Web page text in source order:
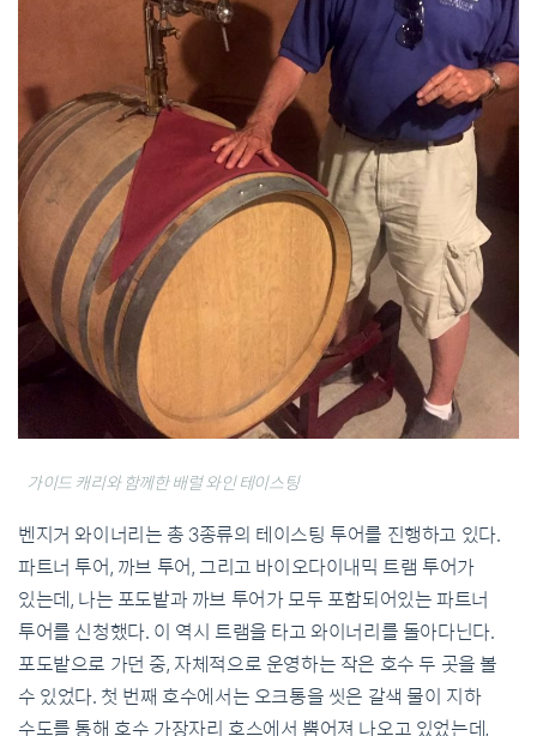
가이드 캐리와 함께한 배럴 와인 테이스팅
벤지거 와이너리는 총3종류의 테이스팅 투어를 진행하고 있다.
파트너 투어, 까브 투어,그리고 바이오다이내믹 트램 투어가
있는데, 나는 포도밭과 까브 투어가 모두 포함되어있는 파트너
투어를 신청했다. 이 역시 트램을 타고 와이너리를 돌아다닌다.
포도밭으로 가던 중, 자체적으로 운영하는 작은 호수 두 곳을 볼
수 있었다. 첫 번째 호수에서는 오크통을 씻은 갈색 물이 지하
수도를 통해 호수 가장자리 호스에서 뿜어져 나오고 있었는데,